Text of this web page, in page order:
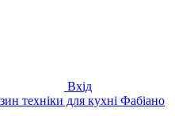
Вхід